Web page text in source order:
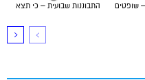
התבוננות שבועית – כי תצא – שופטים